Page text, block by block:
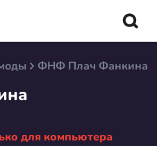
ФНФ Плач Фанкина
для компьютера